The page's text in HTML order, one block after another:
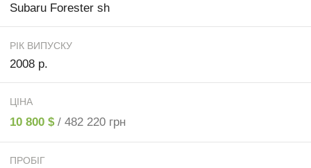
Subaru Forester sh
РІК ВИПУСКУ
2008 р.
ЦІНА
10 800 $ / 482 220 грн
ПРОБІГ